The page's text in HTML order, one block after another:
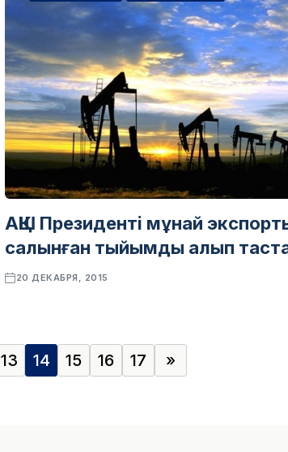
АҚШ Президенті мұнай
салынған тыйымды алып
20 ДЕКАБРЯ, 2015
13 14 15 16 17 »